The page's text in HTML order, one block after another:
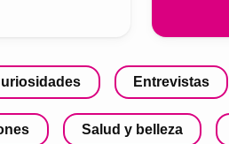
Entrevistas
Salud y belleza